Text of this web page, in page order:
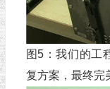
图5：我们的工
复方案，最终完